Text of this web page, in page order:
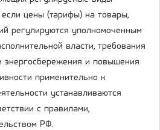
если цены (тарифы) на товары,
регулируются уполномоченным
власти, требования
энергосбережения и повышения
применительно к
устанавливаются
с правилами,
РФ.